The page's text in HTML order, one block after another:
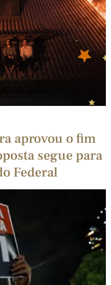
aprovou o fim
segue para
Federal